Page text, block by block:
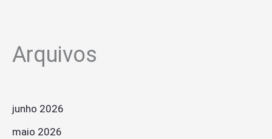
Arquivos
junho 2026
maio 2026